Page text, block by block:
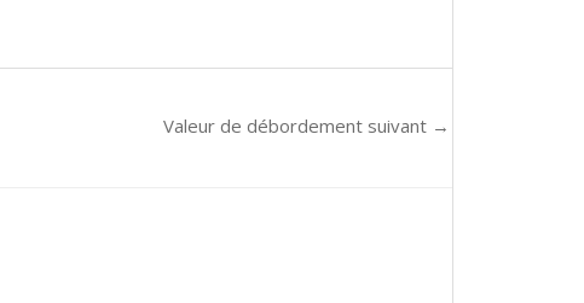
Valeur de débordement suivant →